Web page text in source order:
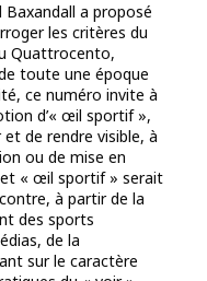
Baxandall a proposé
les critères du
Quattrocento,
toute une époque
ce numéro invite à
d’« œil sportif »,
de rendre visible, à
ou de mise en
« œil sportif » serait
à partir de la
des sports
de la
sur le caractère